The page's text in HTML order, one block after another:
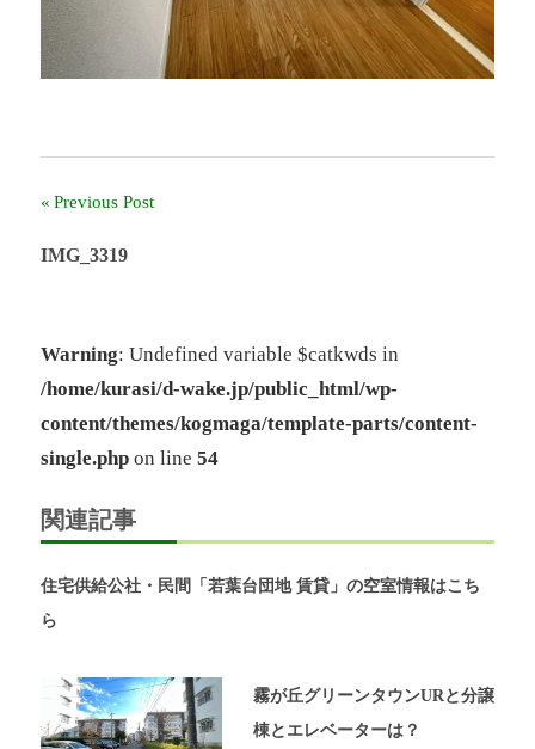
物
件
一
宅
「ヴ
ェ
ー
奈
「奈
地」、
「グ
ン
ル
鴨
田
中
内
覧
予
投
稿
ビ
ゲ
ョ
ン
Previous Post
IMG_3319
Warning: Undefined variable $catkwds in
/home/kurasi/d-wake.jp/public_html/wp-
content/themes/kogmaga/template-parts/content-
single.php on line 54
関連記事
住宅供給公社・民間「若葉台団地 賃貸」の空室情報はこち
ら
霧が丘グリーンタウンURと分譲
棟とエレベーターは？